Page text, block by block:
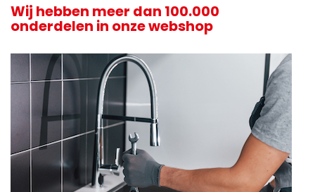
Wij hebben meer dan 100.000
onderdelen in onze webshop